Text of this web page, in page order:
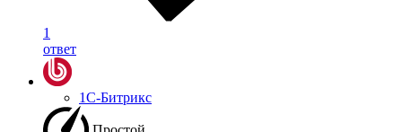
1
ответ
1С-Битрикс